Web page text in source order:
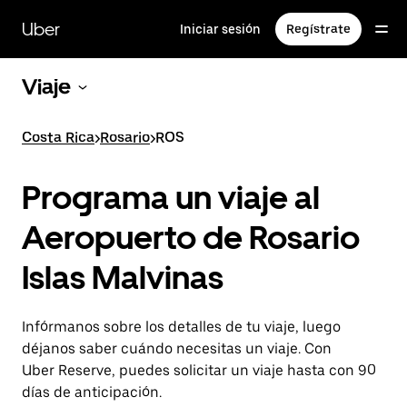
contenido
principal
Uber Iniciar sesión Regístrate
Viaje
Costa Rica>Rosario>ROS
Programa un viaje al
Aeropuerto de Rosario
Islas Malvinas
Infórmanos sobre los detalles de tu viaje, luego
déjanos saber cuándo necesitas un viaje. Con
Uber Reserve, puedes solicitar un viaje hasta con 90
días de anticipación.